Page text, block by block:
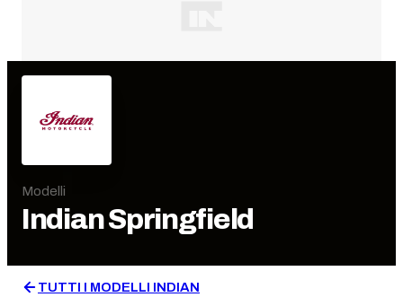
Modelli
IndianSpringfield
TUTTI I MODELLI INDIAN